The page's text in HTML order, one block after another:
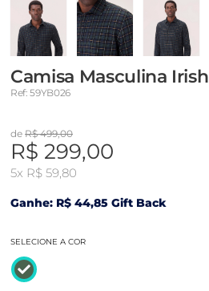
Camisa Masculina Irish
Ref: 59YB026
de R$ 499,00
R$ 299,00
5x R$ 59,80
Ganhe: R$ 44,85 Gift Back
SELECIONE A COR